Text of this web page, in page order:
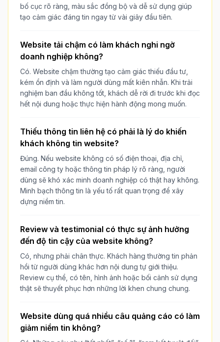
bố cục rõ ràng, màu sắc đồng bộ và dễ sử dụng giúp
tạo cảm giác đáng tin ngay từ vài giây đầu tiên.
Website tải chậm có làm khách nghi ngờ
doanh nghiệp không?
Có. Website chậm thường tạo cảm giác thiếu đầu tư,
kém ổn định và làm người dùng mất kiên nhẫn. Khi trải
nghiệm ban đầu không tốt, khách dễ rời đi trước khi đọc
hết nội dung hoặc thực hiện hành động mong muốn.
Thiếu thông tin liên hệ có phải là lý do khiến
khách không tin website?
Đúng. Nếu website không có số điện thoại, địa chỉ,
email công ty hoặc thông tin pháp lý rõ ràng, người
dùng sẽ khó xác minh doanh nghiệp có thật hay không.
Minh bạch thông tin là yếu tố rất quan trọng để xây
dựng niềm tin.
Review và testimonial có thực sự ảnh hưởng
đến độ tin cậy của website không?
Có, nhưng phải chân thực. Khách hàng thường tin phản
hồi từ người dùng khác hơn nội dung tự giới thiệu.
Review cụ thể, có tên, hình ảnh hoặc bối cảnh sử dụng
thật sẽ thuyết phục hơn những lời khen chung chung.
Website dùng quá nhiều câu quảng cáo có làm
giảm niềm tin không?